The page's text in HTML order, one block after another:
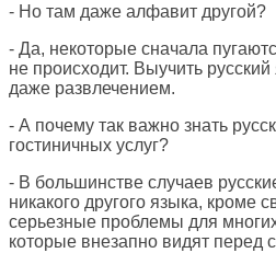
- Но там даже алфавит другой?
- Да, некоторые сначала
не происходит. Выучить
даже развлечением.
- А почему так важно знать
гостиничных услуг?
- В большинстве случаев
никакого другого языка, кроме
серьезные проблемы для
которые внезапно видят перед